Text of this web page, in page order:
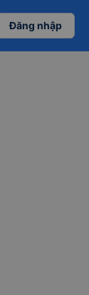
Đăng nhập